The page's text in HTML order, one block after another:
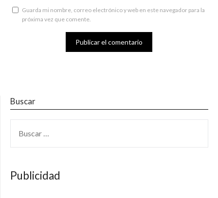
Guarda mi nombre, correo electrónico y web en este navegador para la
próxima vez que comente.
Buscar
Publicidad